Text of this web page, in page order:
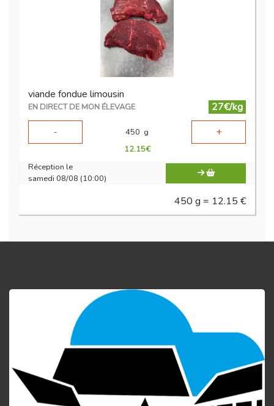
viande fondue limousin
EN DIRECT DE MON ÉLEVAGE
27€/kg
-
450 g +
12.15€
Réception le
samedi 08/08 (10:00)
450 g = 12.15 €